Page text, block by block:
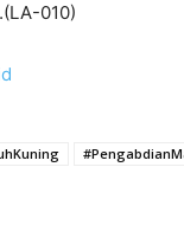
010)